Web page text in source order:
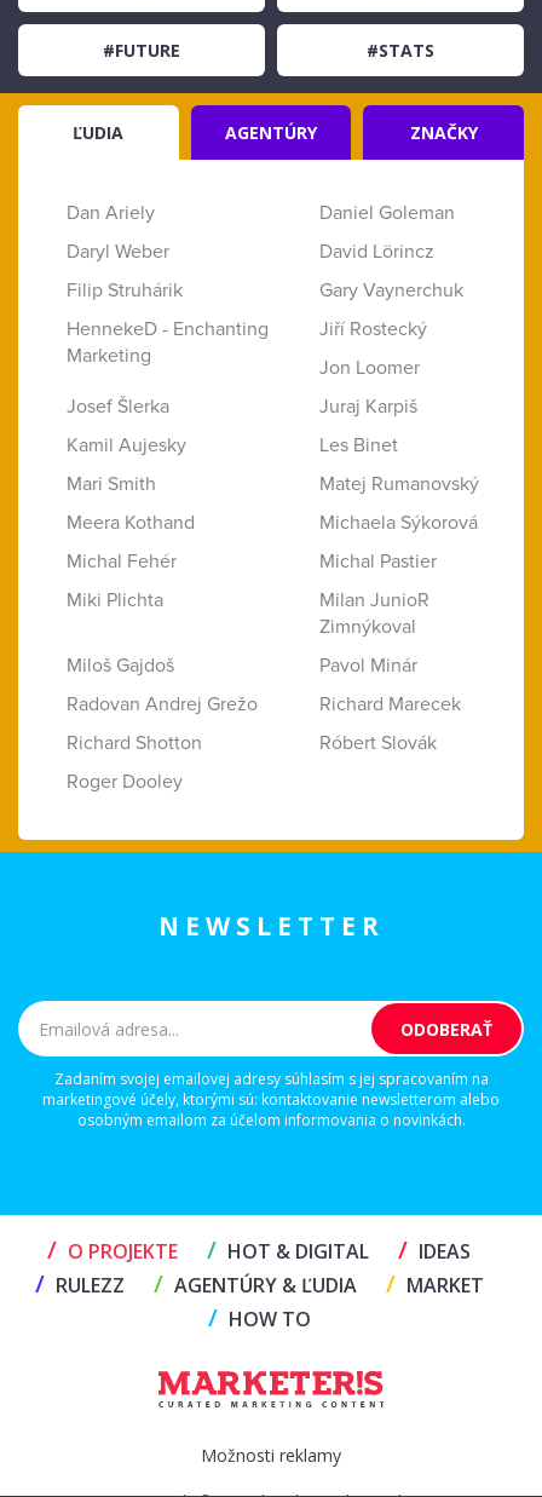
#FUTURE #STATS
ĽUDIA AGENTÚRY ZNAČKY
Dan Ariely
Daniel Goleman
Daryl Weber
David Lörincz
Filip Struhárik
Gary Vaynerchuk
HennekeD - Enchanting
Marketing
Jiří Rostecký
Jon Loomer
Josef Šlerka
Juraj Karpiš
Kamil Aujesky
Les Binet
Mari Smith
Matej Rumanovský
Meera Kothand
Michaela Sýkorová
Michal Fehér
Michal Pastier
Miki Plichta
Milan JunioR
Zimnýkoval
Miloš Gajdoš
Pavol Minár
Radovan Andrej Grežo
Richard Marecek
Richard Shotton
Róbert Slovák
Roger Dooley
NEWSLETTER
Zadaním svojej emailovej adresy súhlasím s jej spracovaním na
marketingové účely, ktorými sú: kontaktovanie newsletterom alebo
osobným emailom za účelom informovania o novinkách.
/ O PROJEKTE / HOT & DIGITAL / IDEAS
/ RULEZZ / AGENTÚRY & ĽUDIA / MARKET
/ HOW TO
Možnosti reklamy